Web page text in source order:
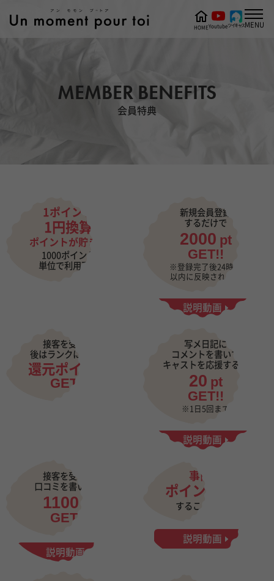
MEMBER BENEFITS
会員特典
HOMEYoutubeツイキャスMENU
1ポイント
1円換算
ポイントが貯まる
1000ポイント
単位で利用可能
新規会員登録
するだけで
2000 pt
GET!!
※登録完了後24時間
以内に反映されます
説明動画
接客を受けた
後はランクに応じて
還元ポイント
GET!!
写メ日記に
コメントを書いて
キャストを応援すると
20 pt
GET!!
※1日5回まで
説明動画
接客を受けて
口コミを書いたら
1100
GET!!
説明動画
事前に
ポイント購入
することも可能
説明動画